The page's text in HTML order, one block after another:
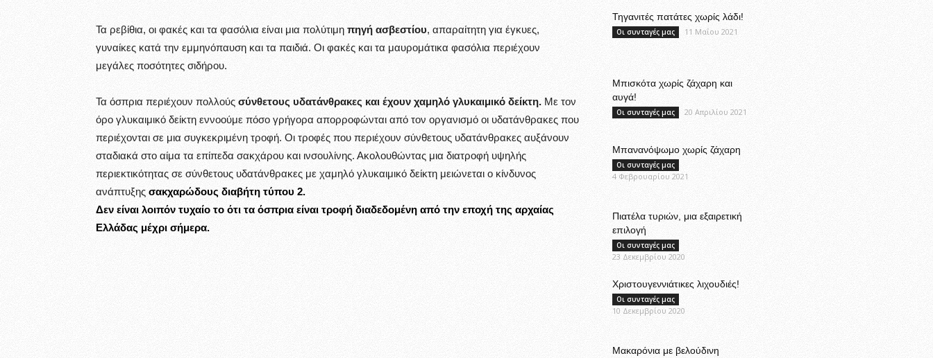
Τα ρεβίθια, οι φακές και τα φασόλια είναι μια πολύτιμη πηγή ασβεστίου, απαραίτητη για έγκυες,
γυναίκες κατά την εμμηνόπαυση και τα παιδιά. Οι φακές και τα μαυρομάτικα φασόλια περιέχουν
μεγάλες ποσότητες σιδήρου.
Τα όσπρια περιέχουν πολλούς σύνθετους υδατάνθρακες και έχουν χαμηλό γλυκαιμικό δείκτη. Με τον
όρο γλυκαιμικό δείκτη εννοούμε πόσο γρήγορα απορροφώνται από τον οργανισμό οι υδατάνθρακες που
περιέχονται σε μια συγκεκριμένη τροφή. Οι τροφές που περιέχουν σύνθετους υδατάνθρακες αυξάνουν
σταδιακά στο αίμα τα επίπεδα σακχάρου και ινσουλίνης. Ακολουθώντας μια διατροφή υψηλής
περιεκτικότητας σε σύνθετους υδατάνθρακες με χαμηλό γλυκαιμικό δείκτη μειώνεται ο κίνδυνος
ανάπτυξης σακχαρώδους διαβήτη τύπου 2.
Δεν είναι λοιπόν τυχαίο το ότι τα όσπρια είναι τροφή διαδεδομένη από την εποχή της αρχαίας
Ελλάδας μέχρι σήμερα.
Τηγανιτές πατάτες χωρίς λάδι!
Οι συνταγές μας 11 Μαΐου 2021
Μπισκότα χωρίς ζάχαρη και
αυγά!
Οι συνταγές μας 20 Απριλίου 2021
Μπανανόψωμο χωρίς ζάχαρη
Οι συνταγές μας
4 Φεβρουαρίου 2021
Πιατέλα τυριών, μια εξαιρετική
επιλογή
Οι συνταγές μας
23 Δεκεμβρίου 2020
Χριστουγεννιάτικες λιχουδιές!
Οι συνταγές μας
10 Δεκεμβρίου 2020
Μακαρόνια με βελούδινη